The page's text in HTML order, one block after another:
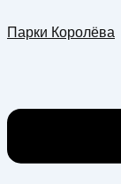
к
Парки Королёва